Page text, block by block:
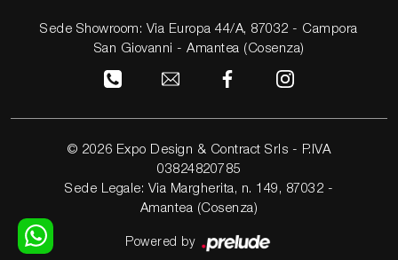
Sede Showroom: Via Europa 44/A, 87032 - Campora
San Giovanni - Amantea (Cosenza)
© 2026 Expo Design & Contract Srls - P.IVA
03824820785
Sede Legale: Via Margherita, n. 149, 87032 -
Amantea (Cosenza)
Powered by